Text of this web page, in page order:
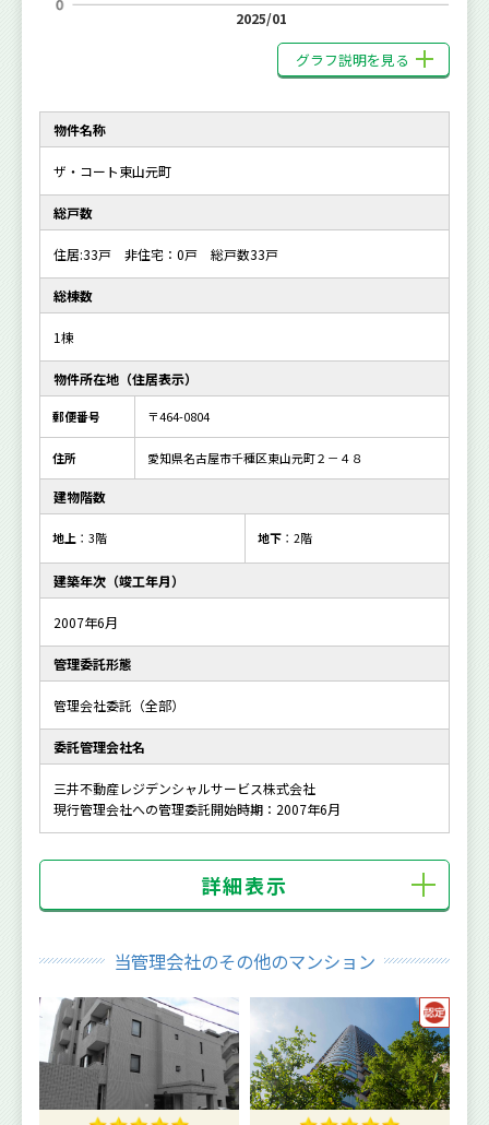
2025/01
グラフ説明を見る
物件名称
ザ・コート東山元町
総戸数
住居:33戸 非住宅：0戸 総戸数33戸
総棟数
1棟
物件所在地（住居表示）
郵便番号 〒464-0804
住所 愛知県名古屋市千種区東山元町２－４８
建物階数
地上 ：3階 地下：2階
建築年次（竣工年月）
2007年6月
管理委託形態
管理会社委託（全部）
委託管理会社名
三井不動産レジデンシャルサービス株式会社
現行管理会社への管理委託開始時期：2007年6月
詳細表示
当管理会社のその他のマンション